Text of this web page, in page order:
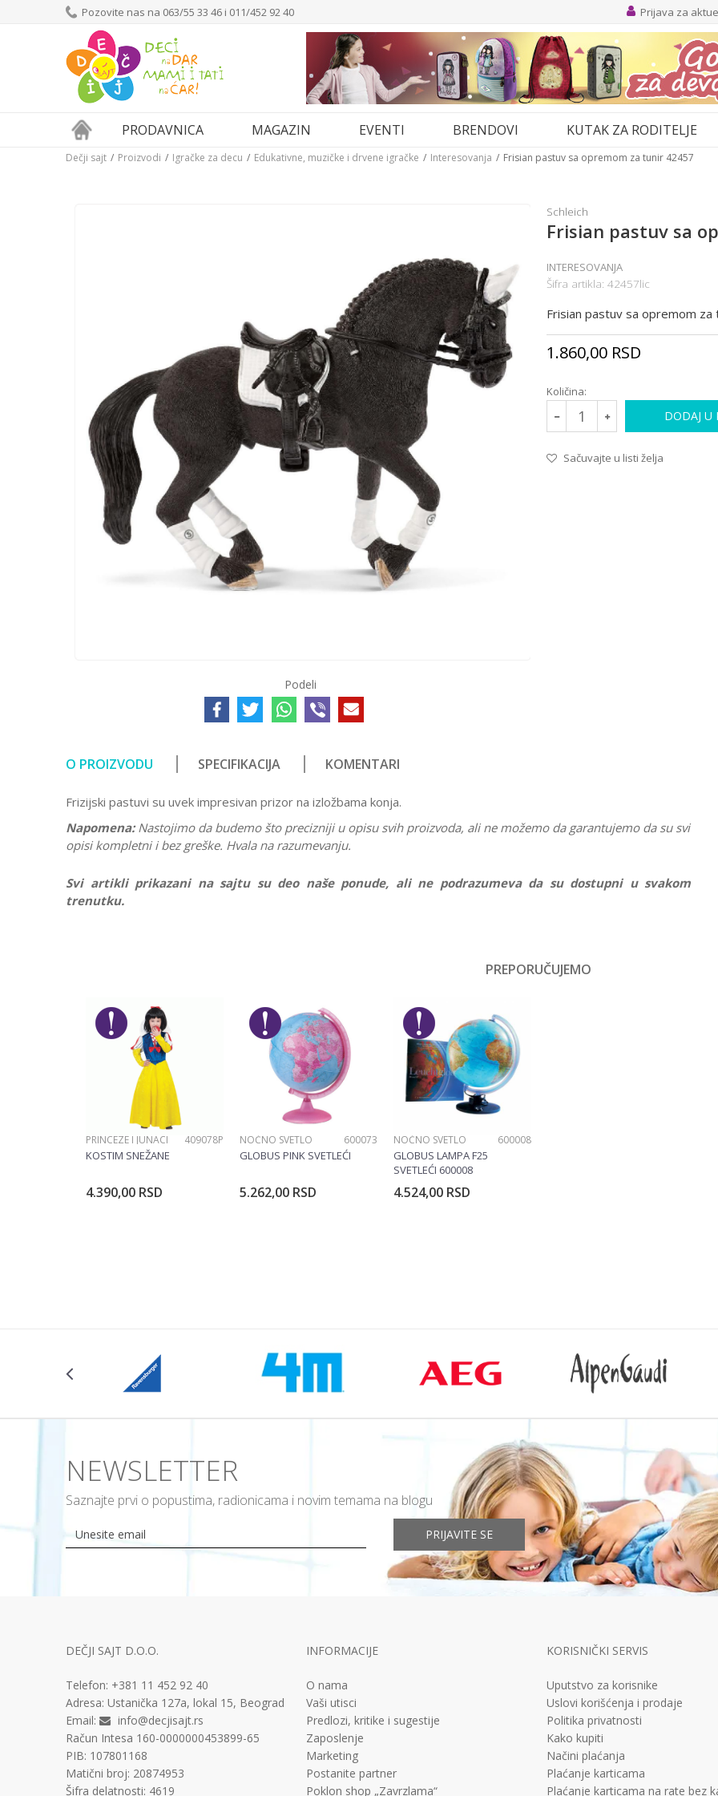
Pozovite nas na 063/55 33 46 i 011/452 92 40 Prijava za
PRODAVNICA MAGAZIN EVENTI BRENDOVI KUTAK ZA RODITELJE
Dečji sajt Proizvodi Igračke za decu Edukativne, muzičke i drvene igračke Interesovanja Frisian pastuv sa opremom za tunir 42457
Podeli
Schleich
Frisian pastuv sa
INTERESOVANJA
Šifra artikla: 42457lic
Frisian pastuv sa opremom za
1.860,00 RSD
Količina:
DODAJ U
Sačuvajte u listi želja
O PROIZVODU SPECIFIKACIJA KOMENTARI
Frizijski pastuvi su uvek impresivan prizor na izložbama konja.
Napomena:Nastojimo da budemo što precizniji u opisu svih proizvoda, ali ne možemo da garantujemo da su svi
opisi kompletni i bez greške. Hvala na razumevanju.
Svi artikli prikazani na sajtu su deo naše ponude, ali ne podrazumeva da su dostupni u svakom
trenutku.
Brend
Schleich
Poruka
POŠALJI
PREPORUČUJEMO
PRINCEZE I JUNACI 409078P
KOSTIM SNEŽANE
4.390,00 RSD
NOĆNO SVETLO 600073
GLOBUS PINK SVETLEĆI
5.262,00 RSD
NOĆNO SVETLO 600008
GLOBUS LAMPA F25
SVETLEĆI 600008
4.524,00 RSD
NEWSLETTER
Saznajte prvi o popustima, radionicama i novim temama na blogu
PRIJAVITE SE
DEČJI SAJT D.O.O.
Telefon: +381 11 452 92 40
Adresa: Ustanička 127a, lokal 15, Beograd
Email:
info@decjisajt.rs
Račun Intesa 160-0000000453899-65
PIB: 107801168
Matični broj: 20874953
Šifra delatnosti: 4619
INFORMACIJE
O nama
Vaši utisci
Predlozi, kritike i sugestije
Zaposlenje
Marketing
Postanite partner
Poklon shop „Zavrzlama“
KORISNIČKI SERVIS
Uputstvo za korisnike
Uslovi korišćenja i prodaje
Politika privatnosti
Kako kupiti
Načini plaćanja
Plaćanje karticama
Plaćanje karticama na rate bez